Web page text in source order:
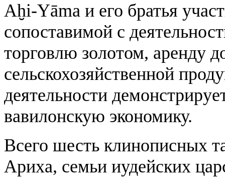
Aḫi-Yāma и его братья
сопоставимой с
торговлю золотом, аренду
сельскохозяйственной
деятельности
вавилонскую экономику.
Всего шесть клинописных
Ариха, семьи иудейских